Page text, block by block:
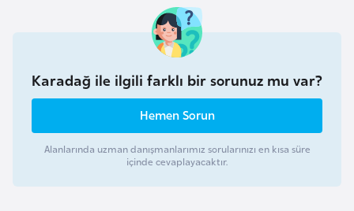
Karadağ ile ilgili farklı bir sorunuz mu var?
Hemen Sorun
Alanlarında uzman danışmanlarımız sorularınızı en kısa süre
içinde cevaplayacaktır.
a